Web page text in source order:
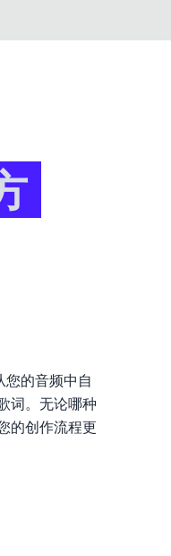
的音频中自
词。无论哪种
的创作流程更